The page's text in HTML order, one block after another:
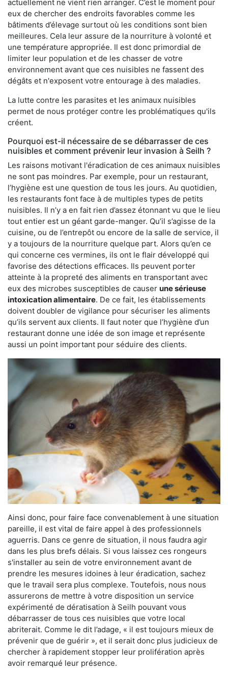
actuellement ne vient rien arranger. C’est le moment pour
eux de chercher des endroits favorables comme les
bâtiments d’élevage surtout où les conditions sont bien
meilleures. Cela leur assure de la nourriture à volonté et
une température appropriée. Il est donc primordial de
limiter leur population et de les chasser de votre
environnement avant que ces nuisibles ne fassent des
dégâts et n'exposent votre entourage à des maladies.
La lutte contre les parasites et les animaux nuisibles
permet de nous protéger contre les problématiques qu'ils
créent.
Pourquoi est-il nécessaire de se débarrasser de ces
nuisibles et comment prévenir leur invasion à Seilh ?
Les raisons motivant l'éradication de ces animaux nuisibles
ne sont pas moindres. Par exemple, pour un restaurant,
l’hygiène est une question de tous les jours. Au quotidien,
les restaurants font face à de multiples types de petits
nuisibles. Il n’y a en fait rien d’assez étonnant vu que le lieu
tout entier est un géant garde-manger. Qu’il s’agisse de la
cuisine, ou de l’entrepôt ou encore de la salle de service, il
y a toujours de la nourriture quelque part. Alors qu’en ce
qui concerne ces vermines, ils ont le flair développé qui
favorise des détections efficaces. Ils peuvent porter
atteinte à la propreté des aliments en transportant avec
eux des microbes susceptibles de causer une sérieuse
intoxication alimentaire. De ce fait, les établissements
doivent doubler de vigilance pour sécuriser les aliments
qu’ils servent aux clients. Il faut noter que l’hygiène d’un
restaurant donne une idée de son image et représente
aussi un point important pour séduire des clients.
Ainsi donc, pour faire face convenablement à une situation
pareille, il est vital de faire appel à des professionnels
aguerris. Dans ce genre de situation, il nous faudra agir
dans les plus brefs délais. Si vous laissez ces rongeurs
s'installer au sein de votre environnement avant de
prendre les mesures idoines à leur éradication, sachez
que le travail sera plus complexe. Toutefois, nous nous
assurerons de mettre à votre disposition un service
expérimenté de dératisation à Seilh pouvant vous
débarrasser de tous ces nuisibles que votre local
abriterait. Comme le dit l’adage, « il est toujours mieux de
prévenir que de guérir », et il serait donc plus judicieux de
chercher à rapidement stopper leur prolifération après
avoir remarqué leur présence.